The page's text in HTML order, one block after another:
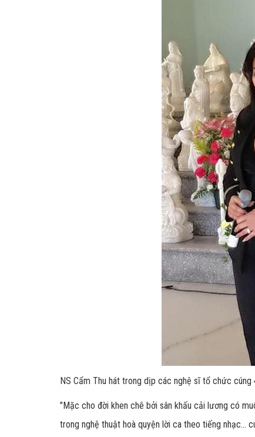
NS Cẩm Thu hát trong dịp các nghệ sĩ tổ chức cúng
"Mặc cho đời khen chê bởi sân khấu cải lương có
trong nghệ thuật hoà quyện lời ca theo tiếng nhạc...